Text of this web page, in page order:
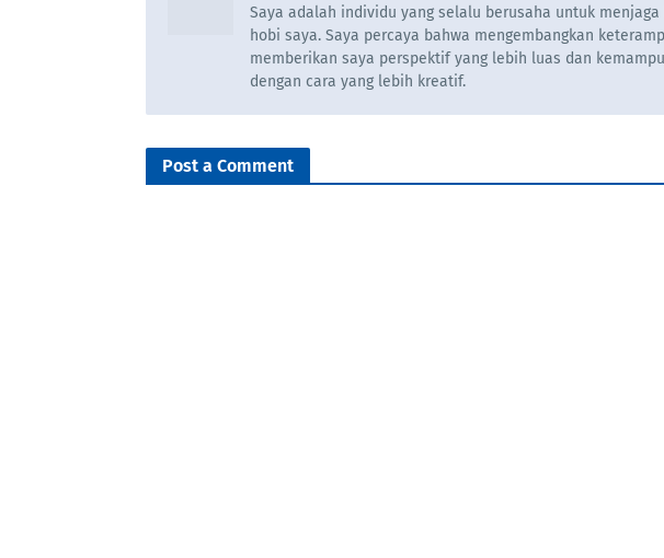
Saya adalah individu yang selalu berusaha untuk
hobi saya. Saya percaya bahwa mengembangkan
memberikan saya perspektif yang lebih luas dan
dengan cara yang lebih kreatif.
Post a Comment